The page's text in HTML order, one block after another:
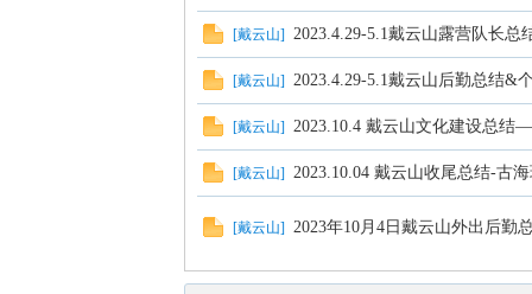
[戴云山] 2023.4.29-5.1戴云山露营队长
[戴云山] 2023.4.29-5.1戴云山后勤总结
[戴云山] 2023.10.4 戴云山文化建设总
[戴云山] 2023.10.04 戴云山收尾总结-古
[戴云山] 2023年10月4日戴云山外出后